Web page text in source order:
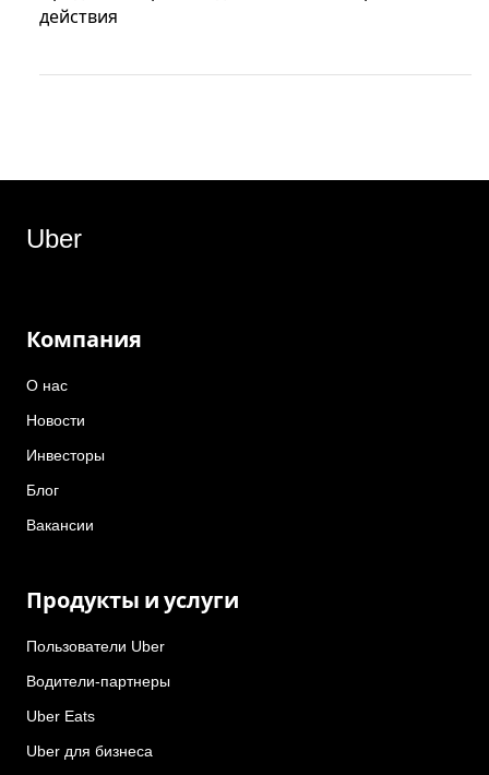
действия
Uber
Компания
О нас
Новости
Инвесторы
Блог
Вакансии
Продукты и услуги
Пользователи Uber
Водители-партнеры
Uber Eats
Uber для бизнеса